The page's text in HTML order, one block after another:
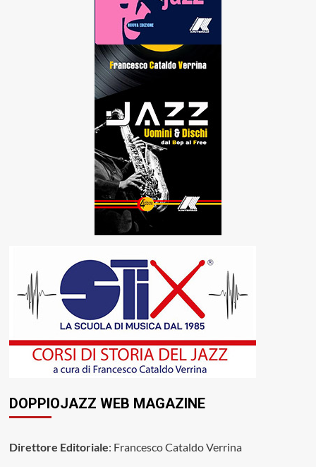
DOPPIOJAZZ WEB MAGAZINE
Direttore Editoriale: Francesco Cataldo Verrina